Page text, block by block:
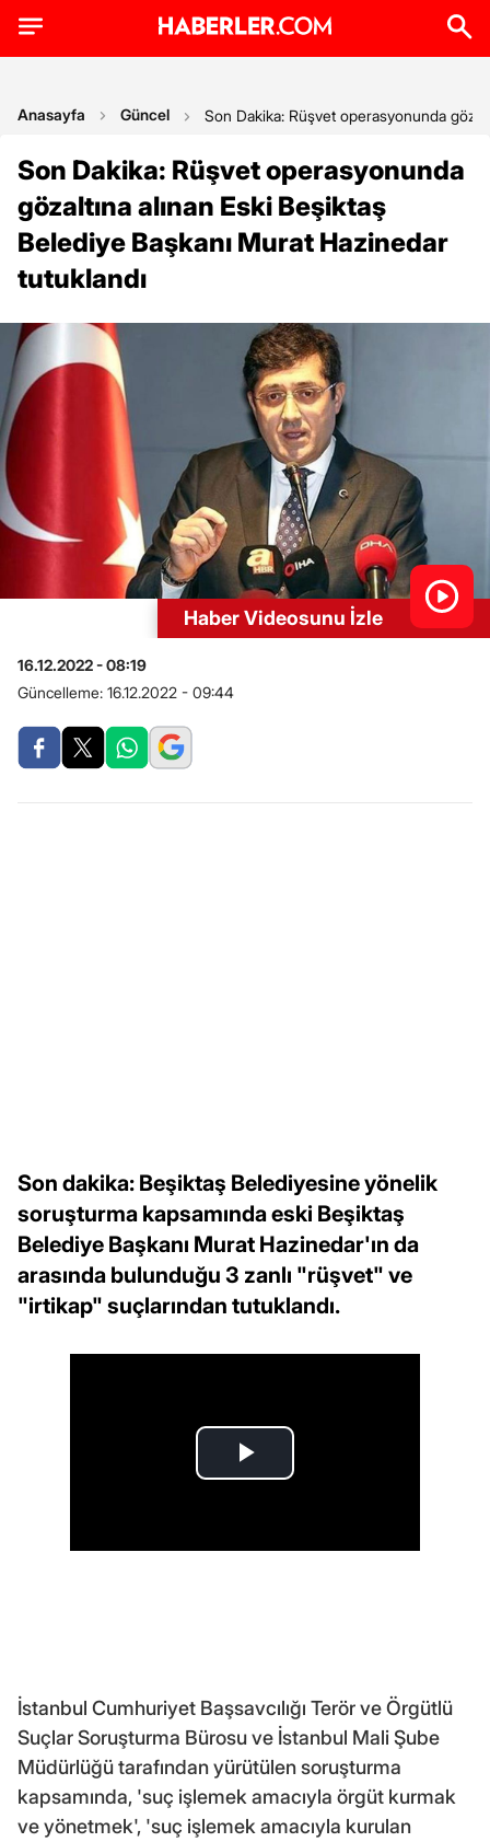
Anasayfa Güncel Son Dakika: Rüşvet operasyonunda
Son Dakika: Rüşvet operasyonunda
gözaltına alınan Eski Beşiktaş
Belediye Başkanı Murat Hazinedar
tutuklandı
Haber Videosunu İzle
16.12.2022 - 08:19
Güncelleme: 16.12.2022 - 09:44
Son dakika: Beşiktaş Belediyesine yönelik
soruşturma kapsamında eski Beşiktaş
Belediye Başkanı Murat Hazinedar'ın da
arasında bulunduğu 3 zanlı "rüşvet" ve
"irtikap" suçlarından tutuklandı.
İstanbul Cumhuriyet Başsavcılığı Terör ve Örgütlü
Suçlar Soruşturma Bürosu ve İstanbul Mali Şube
Müdürlüğü tarafından yürütülen soruşturma
kapsamında, 'suç işlemek amacıyla örgüt kurmak
ve yönetmek', 'suç işlemek amacıyla kurulan